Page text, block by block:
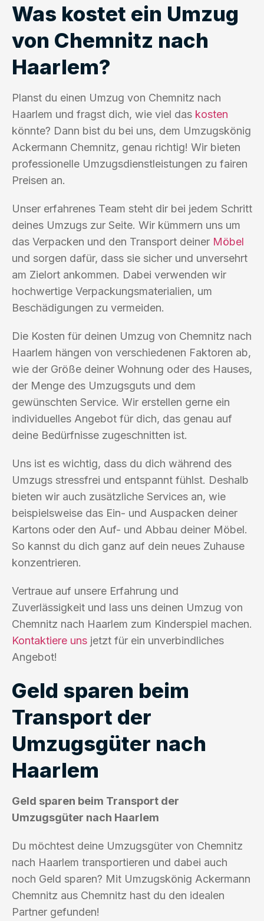
Was kostet ein Umzug
von Chemnitz nach
Haarlem?
Planst du einen Umzug von Chemnitz nach
Haarlem und fragst dich, wie viel das kosten
könnte? Dann bist du bei uns, dem Umzugskönig
Ackermann Chemnitz, genau richtig! Wir bieten
professionelle Umzugsdienstleistungen zu fairen
Preisen an.
Unser erfahrenes Team steht dir bei jedem Schritt
deines Umzugs zur Seite. Wir kümmern uns um
das Verpacken und den Transport deiner Möbel
und sorgen dafür, dass sie sicher und unversehrt
am Zielort ankommen. Dabei verwenden wir
hochwertige Verpackungsmaterialien, um
Beschädigungen zu vermeiden.
Die Kosten für deinen Umzug von Chemnitz nach
Haarlem hängen von verschiedenen Faktoren ab,
wie der Größe deiner Wohnung oder des Hauses,
der Menge des Umzugsguts und dem
gewünschten Service. Wir erstellen gerne ein
individuelles Angebot für dich, das genau auf
deine Bedürfnisse zugeschnitten ist.
Uns ist es wichtig, dass du dich während des
Umzugs stressfrei und entspannt fühlst. Deshalb
bieten wir auch zusätzliche Services an, wie
beispielsweise das Ein- und Auspacken deiner
Kartons oder den Auf- und Abbau deiner Möbel.
So kannst du dich ganz auf dein neues Zuhause
konzentrieren.
Vertraue auf unsere Erfahrung und
Zuverlässigkeit und lass uns deinen Umzug von
Chemnitz nach Haarlem zum Kinderspiel machen.
Kontaktiere uns jetzt für ein unverbindliches
Angebot!
Geld sparen beim
Transport der
Umzugsgüter nach
Haarlem
Geld sparen beim Transport der
Umzugsgüter nach Haarlem
Du möchtest deine Umzugsgüter von Chemnitz
nach Haarlem transportieren und dabei auch
noch Geld sparen? Mit Umzugskönig Ackermann
Chemnitz aus Chemnitz hast du den idealen
Partner gefunden!